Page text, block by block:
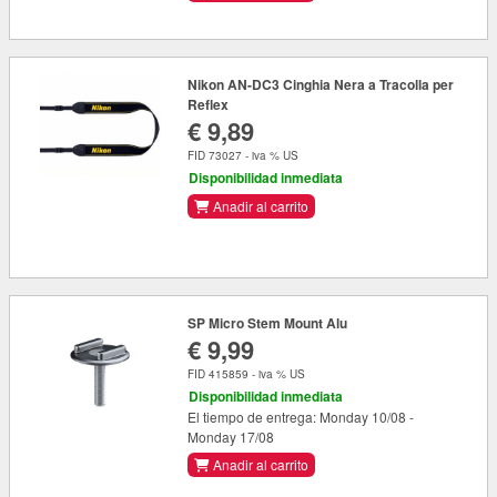
Nikon AN-DC3 Cinghia Nera a Tracolla per
Reflex
€ 9,89
FID 73027 - iva % US
Disponibilidad inmediata
Anadir al carrito
SP Micro Stem Mount Alu
€ 9,99
FID 415859 - iva % US
Disponibilidad inmediata
El tiempo de entrega: Monday 10/08 -
Monday 17/08
Anadir al carrito